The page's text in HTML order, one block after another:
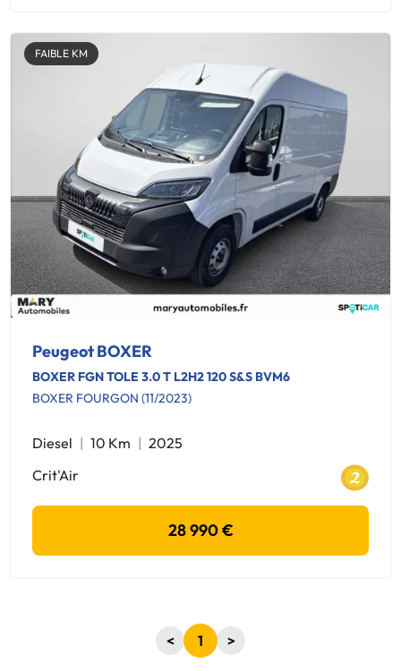
FAIBLE KM
Peugeot BOXER
BOXER FGN TOLE 3.0 T L2H2 120 S&S BVM6
BOXER FOURGON (11/2023)
Diesel 10 Km
2025
Crit'Air
28 990 €
< 1 >